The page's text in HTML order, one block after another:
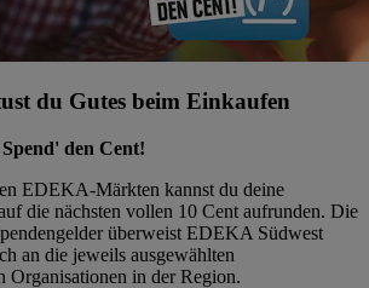
du Gutes beim Einkaufen
Spend' den Cent!
EDEKA-Märkten kannst du deine
die nächsten vollen 10 Cent aufrunden. Die
überweist EDEKA Südwest
an die jeweils ausgewählten
Organisationen in der Region.